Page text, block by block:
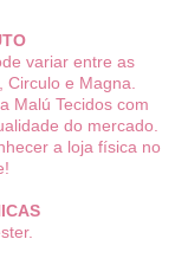
variar entre as
e Magna.
Malú Tecidos com
do mercado.
a loja física no